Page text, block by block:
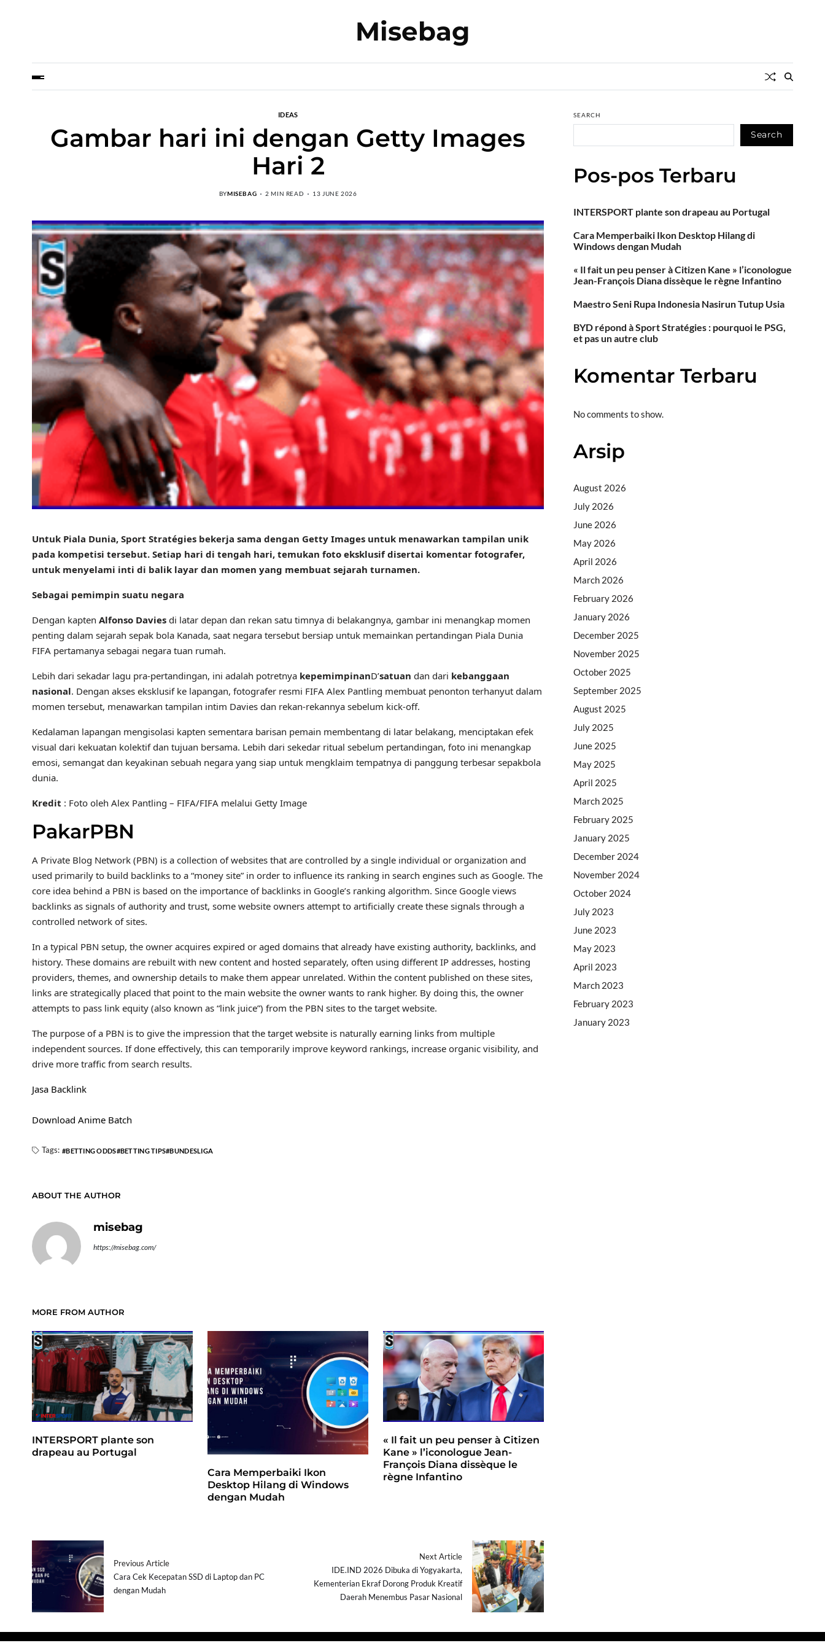
Misebag
IDEAS
Gambar hari ini dengan Getty Images
Hari 2
BYMISEBAG 2 MIN READ 13 JUNE 2026
Untuk Piala Dunia, Sport Stratégies bekerja sama dengan Getty Images untuk menawarkan tampilan unik
pada kompetisi tersebut. Setiap hari di tengah hari, temukan foto eksklusif disertai komentar fotografer,
untuk menyelami inti di balik layar dan momen yang membuat sejarah turnamen.
Sebagai pemimpin suatu negara
Dengan kapten Alfonso Davies di latar depan dan rekan satu timnya di belakangnya, gambar ini menangkap momen
penting dalam sejarah sepak bola Kanada, saat negara tersebut bersiap untuk memainkan pertandingan Piala Dunia
FIFA pertamanya sebagai negara tuan rumah.
Lebih dari sekadar lagu pra-pertandingan, ini adalah potretnya kepemimpinanD’satuan dan dari kebanggaan
nasional. Dengan akses eksklusif ke lapangan, fotografer resmi FIFA Alex Pantling membuat penonton terhanyut dalam
momen tersebut, menawarkan tampilan intim Davies dan rekan-rekannya sebelum kick-off.
Kedalaman lapangan mengisolasi kapten sementara barisan pemain membentang di latar belakang, menciptakan efek
visual dari kekuatan kolektif dan tujuan bersama. Lebih dari sekedar ritual sebelum pertandingan, foto ini menangkap
emosi, semangat dan keyakinan sebuah negara yang siap untuk mengklaim tempatnya di panggung terbesar sepakbola
dunia.
Kredit : Foto oleh Alex Pantling – FIFA/FIFA melalui Getty Image
PakarPBN
A Private Blog Network (PBN) is a collection of websites that are controlled by a single individual or organization and
used primarily to build backlinks to a “money site” in order to influence its ranking in search engines such as Google. The
core idea behind a PBN is based on the importance of backlinks in Google’s ranking algorithm. Since Google views
backlinks as signals of authority and trust, some website owners attempt to artificially create these signals through a
controlled network of sites.
In a typical PBN setup, the owner acquires expired or aged domains that already have existing authority, backlinks, and
history. These domains are rebuilt with new content and hosted separately, often using different IP addresses, hosting
providers, themes, and ownership details to make them appear unrelated. Within the content published on these sites,
links are strategically placed that point to the main website the owner wants to rank higher. By doing this, the owner
attempts to pass link equity (also known as “link juice”) from the PBN sites to the target website.
The purpose of a PBN is to give the impression that the target website is naturally earning links from multiple
independent sources. If done effectively, this can temporarily improve keyword rankings, increase organic visibility, and
drive more traffic from search results.
Jasa Backlink
Download Anime Batch
Tags: BETTING ODDS BETTING TIPS BUNDESLIGA
ABOUT THE AUTHOR
misebag
https://misebag.com/
MORE FROM AUTHOR
INTERSPORT plante son
drapeau au Portugal
Cara Memperbaiki Ikon
Desktop Hilang di Windows
dengan Mudah
« Il fait un peu penser à Citizen
Kane » l’iconologue Jean-
François Diana dissèque le
règne Infantino
Previous Article
Cara Cek Kecepatan SSD di Laptop dan PC
dengan Mudah
Next Article
IDE.IND 2026 Dibuka di Yogyakarta,
Kementerian Ekraf Dorong Produk Kreatif
Daerah Menembus Pasar Nasional
SEARCH
Search
Pos-pos Terbaru
INTERSPORT plante son drapeau au Portugal
Cara Memperbaiki Ikon Desktop Hilang di
Windows dengan Mudah
« Il fait un peu penser à Citizen Kane » l’iconologue
Jean-François Diana dissèque le règne Infantino
Maestro Seni Rupa Indonesia Nasirun Tutup Usia
BYD répond à Sport Stratégies : pourquoi le PSG,
et pas un autre club
Komentar Terbaru
No comments to show.
Arsip
August 2026
July 2026
June 2026
May 2026
April 2026
March 2026
February 2026
January 2026
December 2025
November 2025
October 2025
September 2025
August 2025
July 2025
June 2025
May 2025
April 2025
March 2025
February 2025
January 2025
December 2024
November 2024
October 2024
July 2023
June 2023
May 2023
April 2023
March 2023
February 2023
January 2023